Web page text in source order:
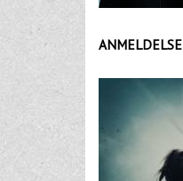
ANMELDELSE